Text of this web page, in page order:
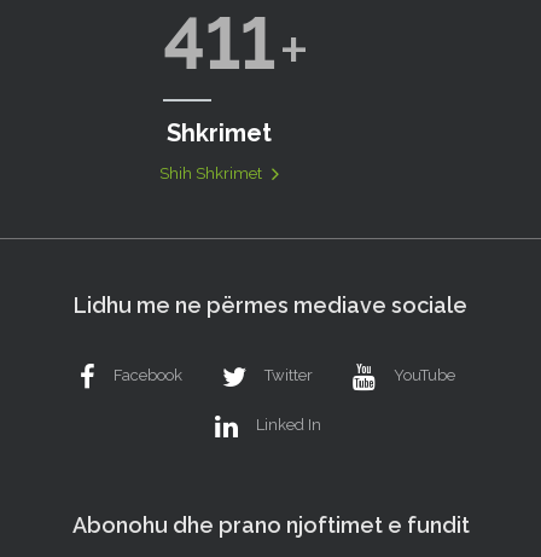
411
Shkrimet
Shih Shkrimet
Lidhu me ne përmes mediave sociale
Facebook Twitter YouTube
Linked In
Abonohu dhe prano njoftimet e fundit